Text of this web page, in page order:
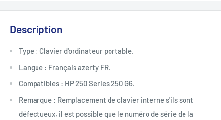
Description
Type : Clavier d'ordinateur portable.
Langue : Français azerty FR.
Compatibles : HP 250 Series 250 G6.
Remarque : Remplacement de clavier interne s'ils sont
défectueux, il est possible que le numéro de série de la